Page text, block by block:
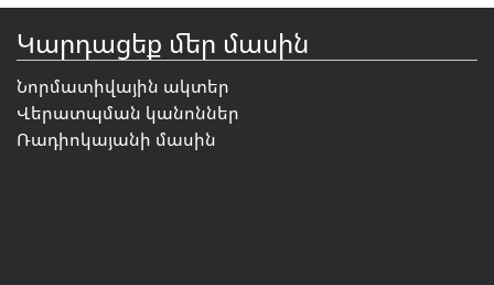
Կարդացեք մեր մասին
Նորմատիվային ակտեր
Վերատպման կանոններ
Ռադիոկայանի մասին